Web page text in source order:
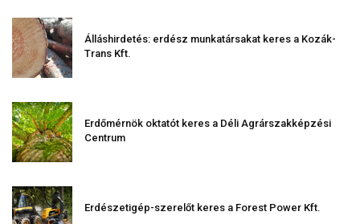
Álláshirdetés: erdész munkatársakat keres a Kozák-
Trans Kft.
Erdőmérnök oktatót keres a Déli Agrárszakképzési
Centrum
Erdészetigép-szerelőt keres a Forest Power Kft.